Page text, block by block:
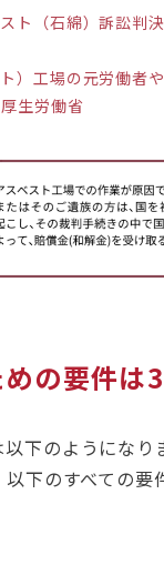
ト（石綿）訴訟判
）工場の元労働者
生労働省
の要件は
下のようになり
下のすべての要